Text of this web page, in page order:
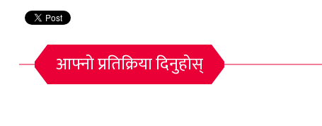
आफ्नो प्रतिक्रिया दिनुहोस्